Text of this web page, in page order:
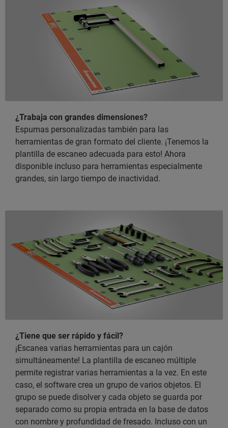
¿Trabaja con grandes dimensiones?
Espumas personalizadas también para las
herramientas de gran formato del cliente. ¡Tenemos la
plantilla de escaneo adecuada para esto! Ahora
disponible incluso para herramientas especialmente
grandes, sin largo tiempo de inactividad.
¿Tiene que ser rápido y fácil?
¡Escanea varias herramientas para un cajón
simultáneamente! La plantilla de escaneo múltiple
permite registrar varias herramientas a la vez. En este
caso, el software crea un grupo de varios objetos. El
grupo se puede disolver y cada objeto se guarda por
separado como su propia entrada en la base de datos
con nombre y profundidad de fresado. Incluso con un